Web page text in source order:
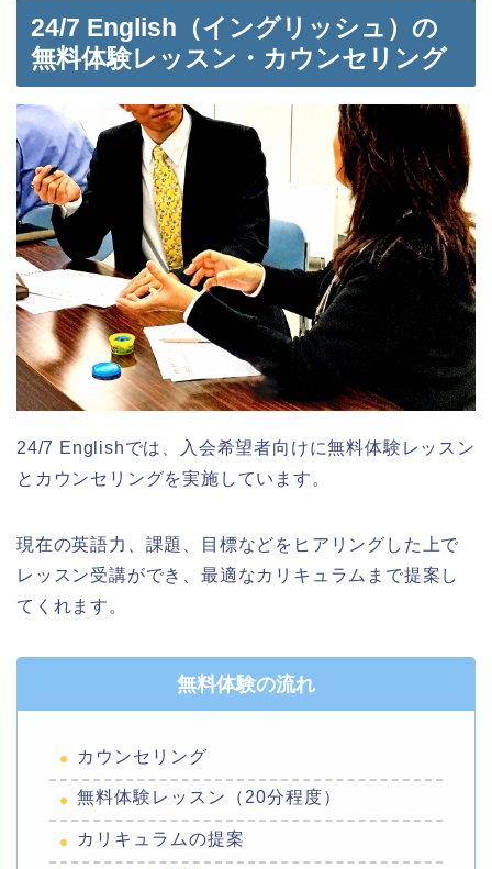
24/7 English（イングリッシュ）の
無料体験レッスン・カウンセリング
24/7 Englishでは、入会希望者向けに無料体験レッスン
とカウンセリングを実施しています。
現在の英語力、課題、目標などをヒアリングした上で
レッスン受講ができ、最適なカリキュラムまで提案し
てくれます。
無料体験の流れ
カウンセリング
無料体験レッスン（20分程度）
カリキュラムの提案